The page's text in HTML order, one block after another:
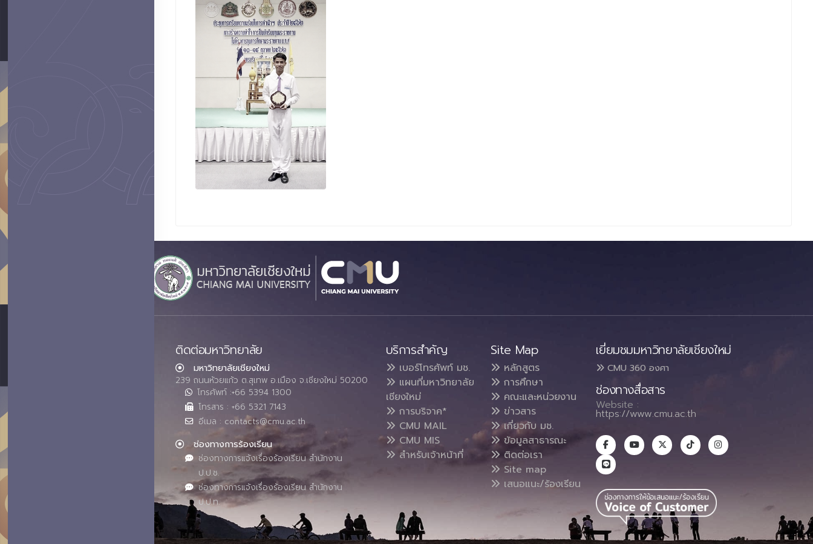
ติดต่อมหาวิทยาลัย
มหาวิทยาลัยเชียงใหม่
239 ถนนห้วยแก้ว ต.สุเทพ อ.เมือง จ.เชียงใหม่ 50200
โทรศัพท์ :+66 5394 1300
โทรสาร : +66 5321 7143
อีเมล : contacts@cmu.ac.th
ช่องทางการร้องเรียน
ช่องทางการแจ้งเรื่องร้องเรียน สำนักงาน
ป.ป.ช.
ช่องทางการแจ้งเรื่องร้องเรียน สำนักงาน
ป.ป.ท.
บริการสำคัญ
เบอร์โทรศัพท์ มช.
แผนที่มหาวิทยาลัย
เชียงใหม่
การบริจาค*
CMU MAIL
CMU MIS
สำหรับเจ้าหน้าที่
Site Map
หลักสูตร
การศึกษา
คณะและหน่วยงาน
ข่าวสาร
เกี่ยวกับ มช.
ข้อมูลสาธารณะ
ติดต่อเรา
Site map
เสนอแนะ/ร้องเรียน
เยี่ยมชมมหาวิทยาลัยเชียงใหม่
CMU 360 องศา
ช่องทางสื่อสาร
Website :
https://www.cmu.ac.th